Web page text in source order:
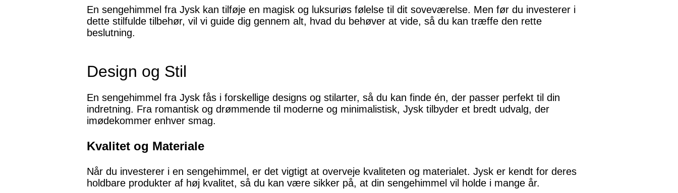
En sengehimmel fra Jysk kan tilføje en magisk og luksuriøs følelse til dit soveværelse. Men før du investerer i
dette stilfulde tilbehør, vil vi guide dig gennem alt, hvad du behøver at vide, så du kan træffe den rette
beslutning.
Design og Stil
En sengehimmel fra Jysk fås i forskellige designs og stilarter, så du kan finde én, der passer perfekt til din
indretning. Fra romantisk og drømmende til moderne og minimalistisk, Jysk tilbyder et bredt udvalg, der
imødekommer enhver smag.
Kvalitet og Materiale
Når du investerer i en sengehimmel, er det vigtigt at overveje kvaliteten og materialet. Jysk er kendt for deres
holdbare produkter af høj kvalitet, så du kan være sikker på, at din sengehimmel vil holde i mange år.